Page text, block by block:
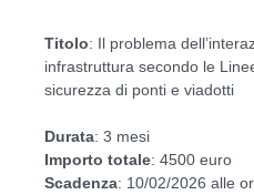
Titolo: Il problema
infrastruttura secondo le
sicurezza di ponti e viadotti
Durata: 3 mesi
Importo totale: 4500 euro
Scadenza: 10/02/2026 alle